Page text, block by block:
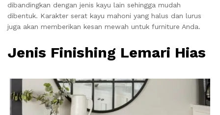
dibandingkan dengan jenis kayu lain sehingga mudah
dibentuk. Karakter serat kayu mahoni yang halus dan lurus
juga akan memberikan kesan mewah untuk furniture Anda.
Jenis Finishing Lemari Hias